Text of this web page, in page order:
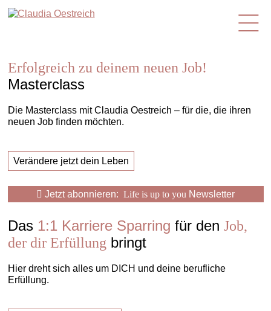
de
Erfolgreich zu deinem neuen Job!
Masterclass
Die Masterclass mit Claudia Oestreich – für die, die ihren
neuen Job finden möchten.
Verändere jetzt dein Leben
Jetzt abonnieren: Life is up to you Newsletter
Das 1:1 Karriere Sparring für den Job,
der dir Erfüllung bringt
Hier dreht sich alles um DICH und deine berufliche
Erfüllung.